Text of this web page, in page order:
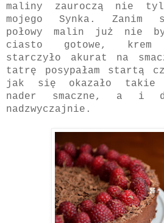
maliny zauroczą nie
mojego Synka. Zanim
połowy malin już nie
ciasto gotowe, krem
starczyło akurat na
tatrę posypałam startą
jak się okazało takie
nader smaczne, a i
nadzwyczajnie.